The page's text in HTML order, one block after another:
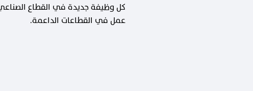
عمل في القطاعات الداعمة.